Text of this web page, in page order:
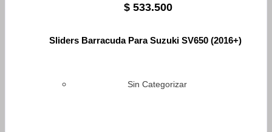
$ 533.500
Sliders Barracuda Para Suzuki SV650 (2016+)
Sin Categorizar